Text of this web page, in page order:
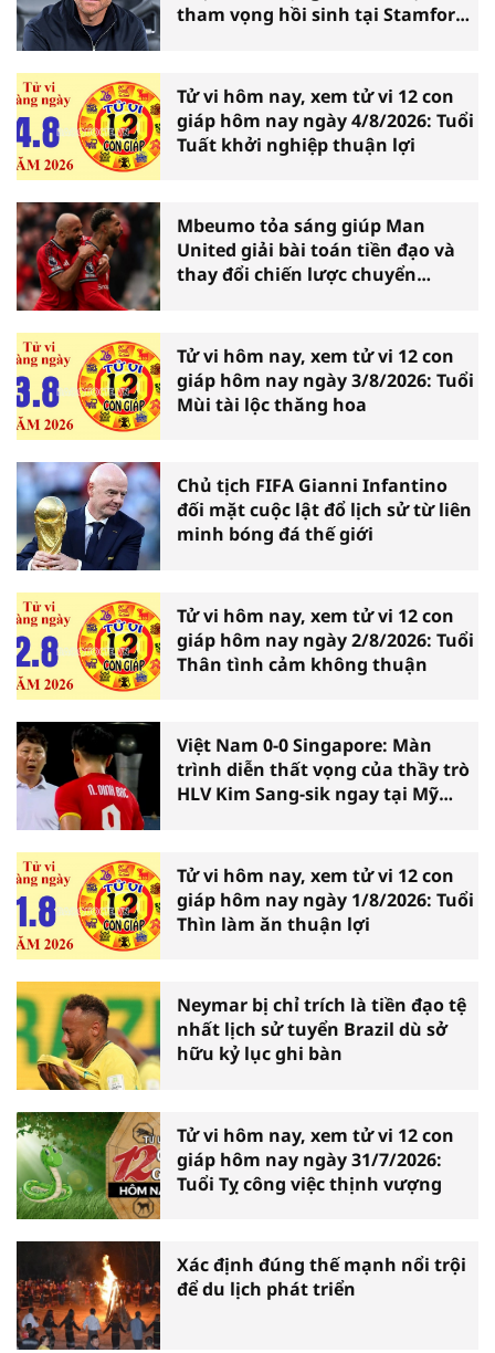
tham vọng hồi sinh tại Stamford
Tử vi hôm nay, xem tử vi 12 con
giáp hôm nay ngày 4/8/2026: Tuổi
Tuất khởi nghiệp thuận lợi
Mbeumo tỏa sáng giúp Man
United giải bài toán tiền đạo và
thay đổi chiến lược chuyển
Tử vi hôm nay, xem tử vi 12 con
giáp hôm nay ngày 3/8/2026: Tuổi
Mùi tài lộc thăng hoa
Chủ tịch FIFA Gianni Infantino
đối mặt cuộc lật đổ lịch sử từ liên
minh bóng đá thế giới
Tử vi hôm nay, xem tử vi 12 con
giáp hôm nay ngày 2/8/2026: Tuổi
Thân tình cảm không thuận
Việt Nam 0-0 Singapore: Màn
trình diễn thất vọng của thầy trò
HLV Kim Sang-sik ngay tại Mỹ
Tử vi hôm nay, xem tử vi 12 con
giáp hôm nay ngày 1/8/2026: Tuổi
Thìn làm ăn thuận lợi
Neymar bị chỉ trích là tiền đạo tệ
nhất lịch sử tuyển Brazil dù sở
hữu kỷ lục ghi bàn
Tử vi hôm nay, xem tử vi 12 con
giáp hôm nay ngày 31/7/2026:
Tuổi Tỵ công việc thịnh vượng
Xác định đúng thế mạnh nổi trội
để du lịch phát triển